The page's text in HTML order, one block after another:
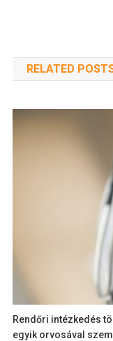
RELATED
Rendőri intézkedés
egyik orvosával